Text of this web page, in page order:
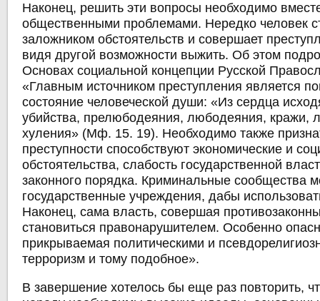
Наконец, решить эти вопросы необходимо
общественными проблемами. Нередко человек
заложником обстоятельств и совершает
видя другой возможности выжить. Об этом
Основах социальной концепции Русской
«Главным источником преступления является
состояние человеческой души: «Из сердца
убийства, прелюбодеяния, любодеяния, кражи,
хуления» (Мф. 15. 19). Необходимо также
преступности способствуют экономические и
обстоятельства, слабость государственной
законного порядка. Криминальные сообщества
государственные учреждения, дабы
Наконец, сама власть, совершая
становиться правонарушителем. Особенно
прикрываемая политическими и
терроризм и тому подобное».
В завершение хотелось бы еще раз повторить,